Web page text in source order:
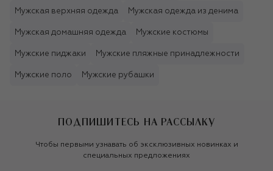
Мужская верхняя одежда Мужская одежда из денима
Мужская домашняя одежда Мужские костюмы
Мужские пиджаки Мужские пляжные принадлежности
Мужские поло Мужские рубашки
ПОДПИШИТЕСЬ НА РАССЫЛКУ
Чтобы первыми узнавать об эксклюзивных новинках и
специальных предложениях